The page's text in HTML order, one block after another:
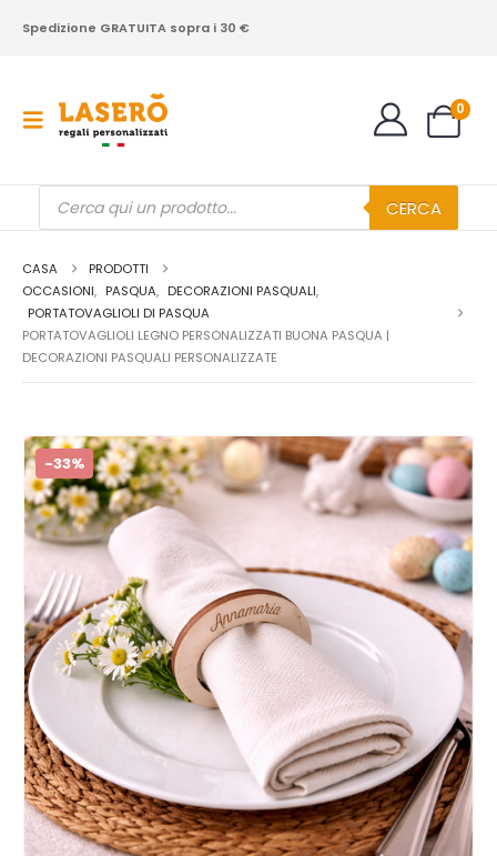
Spedizione GRATUITA sopra i 30 €
0
Products
search CERCA
CASA
PRODOTTI
OCCASIONI, PASQUA, DECORAZIONI PASQUALI,
PORTATOVAGLIOLI DI PASQUA
PORTATOVAGLIOLI LEGNO PERSONALIZZATI BUONA PASQUA |
DECORAZIONI PASQUALI PERSONALIZZATE
-33%